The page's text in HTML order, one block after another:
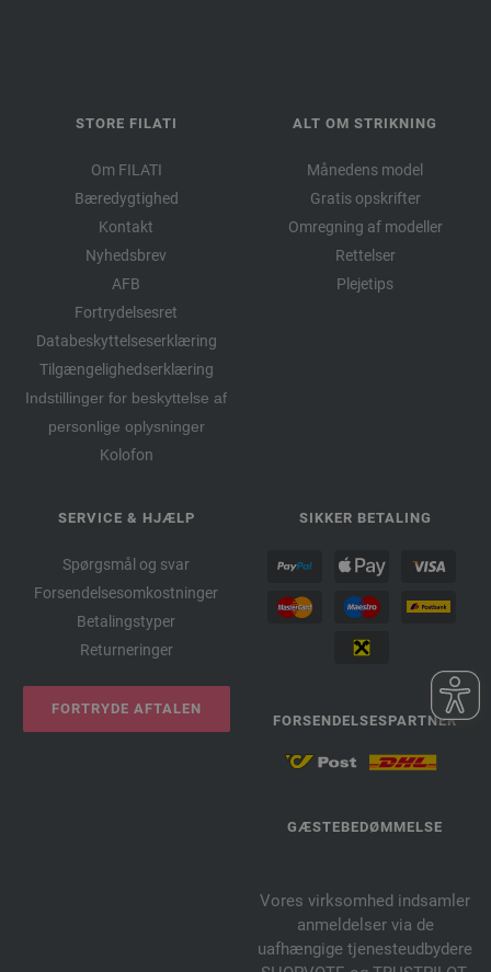
STORE FILATI
Om FILATI
Bæredygtighed
Kontakt
Nyhedsbrev
AFB
Fortrydelsesret
Databeskyttelseserklæring
Tilgængelighedserklæring
Indstillinger for beskyttelse af
personlige oplysninger
Kolofon
ALT OM STRIKNING
Månedens model
Gratis opskrifter
Omregning af modeller
Rettelser
Plejetips
SERVICE & HJÆLP
Spørgsmål og svar
Forsendelsesomkostninger
Betalingstyper
Returneringer
FORTRYDE AFTALEN
SIKKER BETALING
FORSENDELSESPARTNER
GÆSTEBEDØMMELSE
Vores virksomhed indsamler
anmeldelser via de
uafhængige tjenesteudbydere